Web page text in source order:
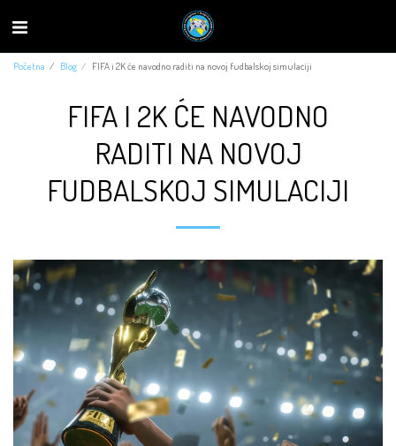
Početna Blog FIFA i 2K će navodno raditi na novoj fudbalskoj simulaciji
FIFA I 2K ĆE NAVODNO
RADITI NA NOVOJ
FUDBALSKOJ SIMULACIJI